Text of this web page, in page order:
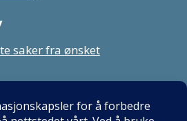
saker fra ønsket